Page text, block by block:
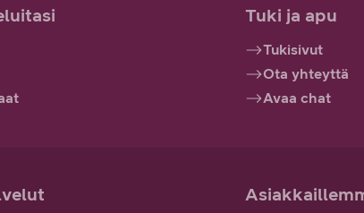
Tuki ja apu
Tukisivut
Ota yhteyttä
Avaa chat